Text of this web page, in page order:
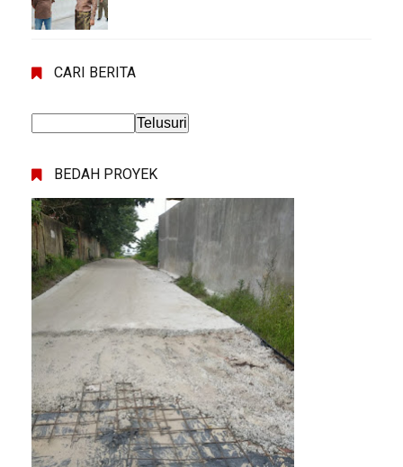
CARI BERITA
BEDAH PROYEK